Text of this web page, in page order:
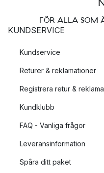
FÖR ALLA SOM
KUNDSERVICE
Kundservice
Returer & reklamationer
Registrera retur &
Kundklubb
FAQ - Vanliga frågor
Leveransinformation
Spåra ditt paket